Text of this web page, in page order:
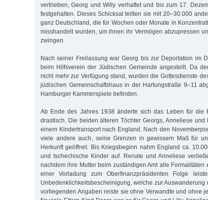
vertrieben, Georg und Willy verhaftet und bis zum 17.
festgehalten. Dieses Schicksal teilten sie mit 20–30.000
ganz Deutschland, die für Wochen oder Monate in
misshandelt wurden, um ihnen ihr Vermögen abzupressen
zwingen.
Nach seiner Freilassung war Georg bis zur Deportation im
beim Hilfsverein der Jüdischen Gemeinde angestellt. Da
nicht mehr zur Verfügung stand, wurden die Gottesdienste
jüdischen Gemeinschaftshaus in der Hartungstraße 9–11
Hamburger Kammerspiele befinden.
Ab Ende des Jahres 1938 änderte sich das Leben für die
drastisch. Die beiden älteren Töchter Georgs, Anneliese und
einem Kindertransport nach England. Nach den
viele andere auch, seine Grenzen in gewissem Maß für
Herkunft geöffnet. Bis Kriegsbeginn nahm England ca.
und tschechische Kinder auf. Renate und Anneliese
nachdem ihre Mutter beim zuständigen Amt alle Formalitäten
einer Vorladung zum Oberfinanzpräsidenten Folge
Unbedenklichkeitsbescheinigung, welche zur Auswanderung
vorliegenden Angaben reiste sie ohne Verwandte und ohne